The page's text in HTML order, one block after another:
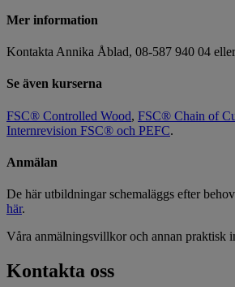
Mer information
Kontakta Annika Åblad, 08-587 940 04
Se även kurserna
FSC® Controlled Wood, FSC® Chain of
Internrevision FSC® och PEFC.
Anmälan
De här utbildningar schemaläggs efter
här.
Våra anmälningsvillkor och annan praktisk
Kontakta oss